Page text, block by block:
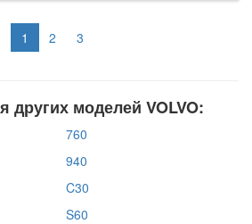
1 2 3
других моделей VOLVO:
760
940
C30
S60